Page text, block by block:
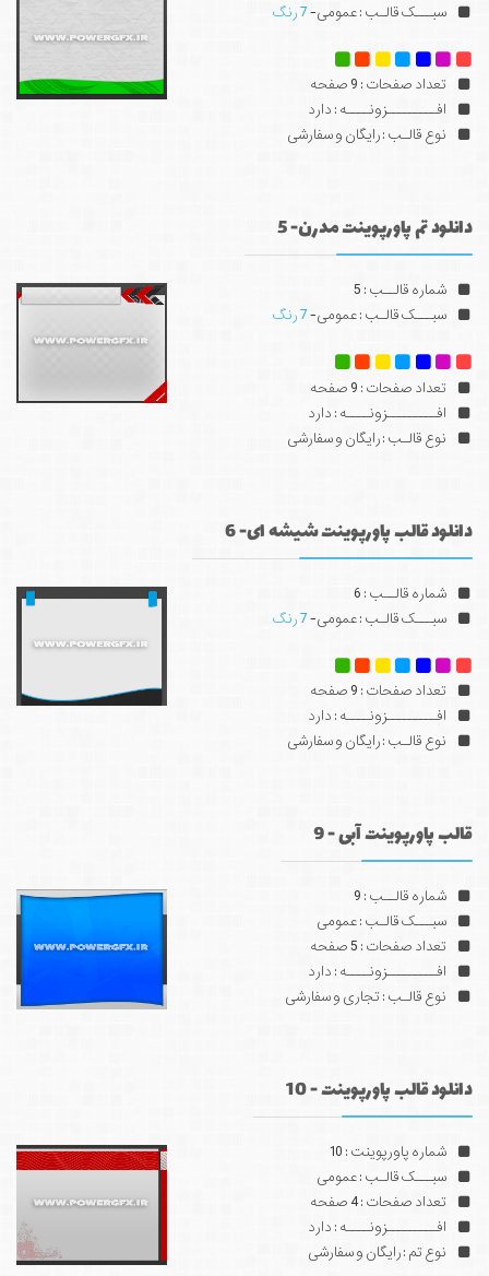
سبـــک قالـب : عمومی-7 رنگ
تعداد صفحات : 9 صفحه
افـــــــــزونــــه : دارد
نوع قالـب : رایگان و سفارشی
دانلود تم پاورپوینت مدرن- 5
شماره قالــب : 5
سبـــک قالـب : عمومی-7 رنگ
تعداد صفحات : 9 صفحه
افـــــــــزونــــه : دارد
نوع قالـب : رایگان و سفارشی
دانلود قالب پاورپوینت شیشه ای- 6
شماره قالــب : 6
سبـــک قالـب : عمومی-7 رنگ
تعداد صفحات : 9 صفحه
افـــــــــزونــــه : دارد
نوع قالـب : رایگان و سفارشی
قالب پاورپوینت آبی - 9
شماره قالــب : 9
سبـــک قالـب : عمومی
تعداد صفحات : 5 صفحه
افـــــــــزونــــه : دارد
نوع قالـب : تجاری و سفارشی
دانلود قالب پاورپوینت - 10
شماره پاورپوینت : 10
سبـــک قالـب : عمومی
تعداد صفحات : 4 صفحه
افـــــــــزونــــه : دارد
نوع تم : رایگان و سفارشی